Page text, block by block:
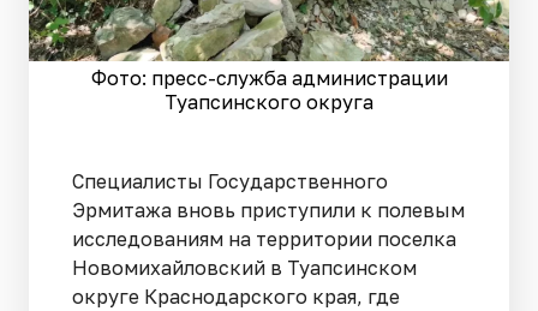
Фото: пресс-служба администрации
Туапсинского округа
Специалисты Государственного
Эрмитажа вновь приступили к полевым
исследованиям на территории поселка
Новомихайловский в Туапсинском
округе Краснодарского края, где